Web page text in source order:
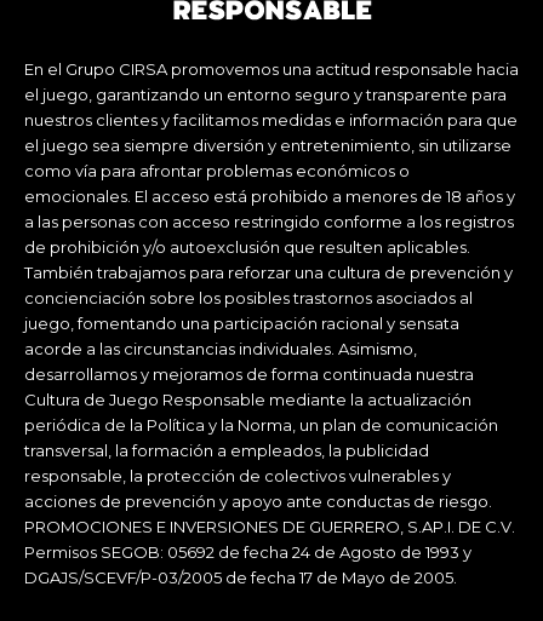
En el Grupo CIRSA promovemos una actitud responsable hacia
el juego, garantizando un entorno seguro y transparente para
nuestros clientes y facilitamos medidas e información para que
el juego sea siempre diversión y entretenimiento, sin utilizarse
como vía para afrontar problemas económicos o
emocionales. El acceso está prohibido a menores de 18 años y
a las personas con acceso restringido conforme a los registros
de prohibición y/o autoexclusión que resulten aplicables.
También trabajamos para reforzar una cultura de prevención y
concienciación sobre los posibles trastornos asociados al
juego, fomentando una participación racional y sensata
acorde a las circunstancias individuales. Asimismo,
desarrollamos y mejoramos de forma continuada nuestra
Cultura de Juego Responsable mediante la actualización
periódica de la Política y la Norma, un plan de comunicación
transversal, la formación a empleados, la publicidad
responsable, la protección de colectivos vulnerables y
acciones de prevención y apoyo ante conductas de riesgo.
PROMOCIONES E INVERSIONES DE GUERRERO, S.AP.I. DE C.V.
Permisos SEGOB: 05692 de fecha 24 de Agosto de 1993 y
DGAJS/SCEVF/P-03/2005 de fecha 17 de Mayo de 2005.